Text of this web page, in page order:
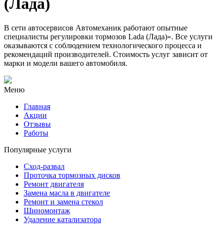
(Лада)
В сети автосервисов Автомеханик работают опытные
специалисты регулировки тормозов Lada (Лада)». Все услуги
оказываются с соблюдением технологического процесса и
рекомендаций производителей. Стоимость услуг зависит от
марки и модели вашего автомобиля.
Меню
Главная
Акции
Отзывы
Работы
Популярные услуги
Сход-развал
Проточка тормозных дисков
Ремонт двигателя
Замена масла в двигателе
Ремонт и замена стекол
Шиномонтаж
Удаление катализатора